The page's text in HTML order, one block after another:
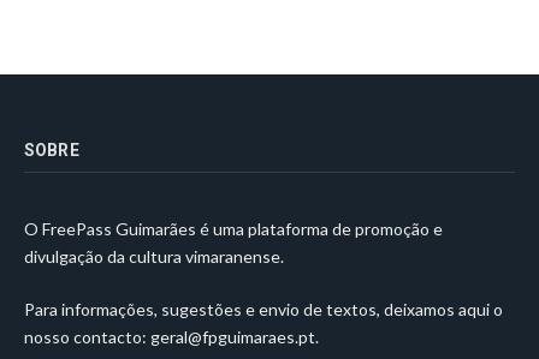
SOBRE
O FreePass Guimarães é uma plataforma de promoção e
divulgação da cultura vimaranense.
Para informações, sugestões e envio de textos, deixamos aqui o
nosso contacto: geral@fpguimaraes.pt.